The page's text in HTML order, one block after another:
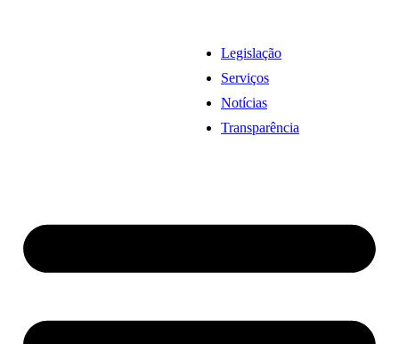
Legislação
Serviços
Notícias
Transparência